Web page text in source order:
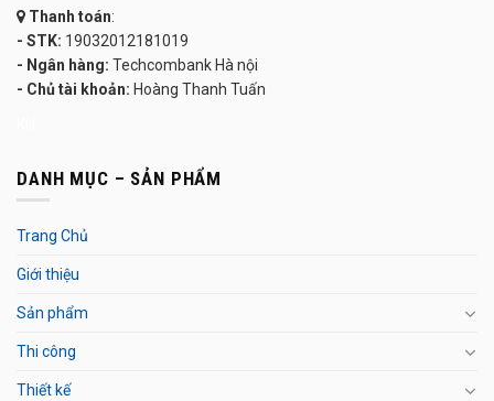
Thanh toán:
- STK: 19032012181019
- Ngân hàng: Techcombank Hà nội
- Chủ tài khoản: Hoàng Thanh Tuấn
DANH MỤC – SẢN PHẨM
Trang Chủ
Giới thiệu
Sản phẩm
Thi công
Thiết kế